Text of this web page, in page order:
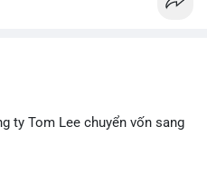
ty Tom Lee chuyển vốn sang